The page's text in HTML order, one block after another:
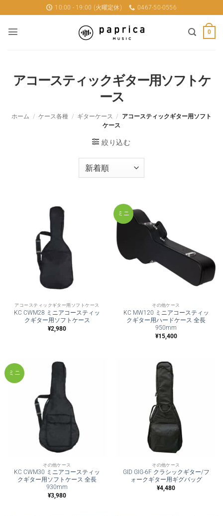
to
content
10:00 - 19:00 (火曜定休) 0467-50-0556
0
アコースティックギター用ソフトケ
ース
ホーム / ケース各種 / ギターケース /
アコースティックギター用ソフト
ケース
絞り込む
アコースティックギター用ソフトケース
KC CWM28 ミニアコースティッ
クギター用ソフトケース
¥2,980
ミニ
その他ケース
KC MW120 ミニアコースティッ
クギター用ハードケース 全長
950mm
¥15,400
ミニ
その他ケース
KC CWM30 ミニアコースティッ
クギター用ソフトケース 全長
930mm
¥3,980
その他ケース
GID GIG-6F クラシックギター/フ
ォークギター用ギグバッグ
¥4,480